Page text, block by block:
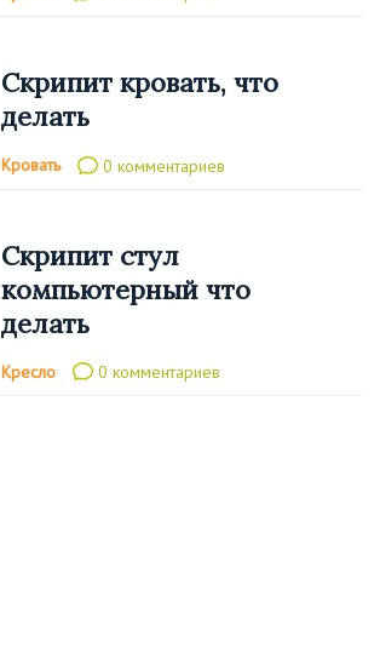
Скрипит кровать, что
делать
Кровать 0 комментариев
Скрипит стул
компьютерный что
делать
Кресло 0 комментариев